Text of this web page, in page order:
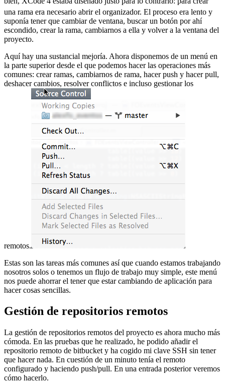
una rama era necesario abrir el organizador. El proceso era lento y
suponía tener que cambiar de ventana, buscar un botón por ahí
escondido, crear la rama, cambiarnos a ella y volver a la ventana del
proyecto.
Aquí hay una sustancial mejoría. Ahora disponemos de un menú en
la parte superior desde el que podemos hacer las operaciones más
comunes: crear ramas, cambiarnos de rama, hacer push y hacer pull,
deshacer cambios, resolver conflictos e incluso gestionar los
remotos.
Estas son las tareas más comunes así que cuando estamos trabajando
nosotros solos o tenemos un flujo de trabajo muy simple, este menú
nos puede ahorrar el tener que estar cambiando de aplicación para
hacer cosas sencillas.
Gestión de repositorios remotos
La gestión de repositorios remotos del proyecto es ahora mucho más
cómoda. En las pruebas que he realizado, he podido añadir el
repositorio remoto de bitbucket y ha cogido mi clave SSH sin tener
que hacer nada. En cuestión de un minuto tenía el remoto
configurado y haciendo push/pull. En una entrada posterior veremos
cómo hacerlo.